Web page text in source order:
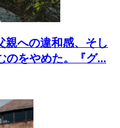
親への違和感、そし
のをやめた。『グ...